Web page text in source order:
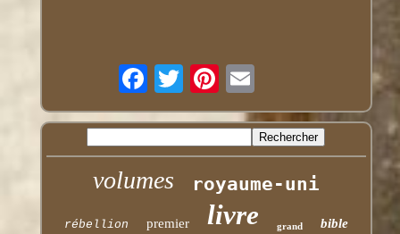
volumes royaume-uni
rébellion premier livre grand bible